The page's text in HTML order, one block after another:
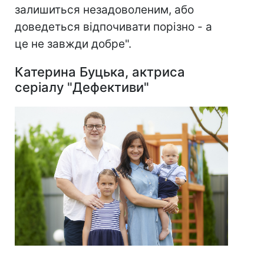
залишиться незадоволеним, або
доведеться відпочивати порізно - а
це не завжди добре".
Катерина Буцька, актриса
серіалу "Дефективи"